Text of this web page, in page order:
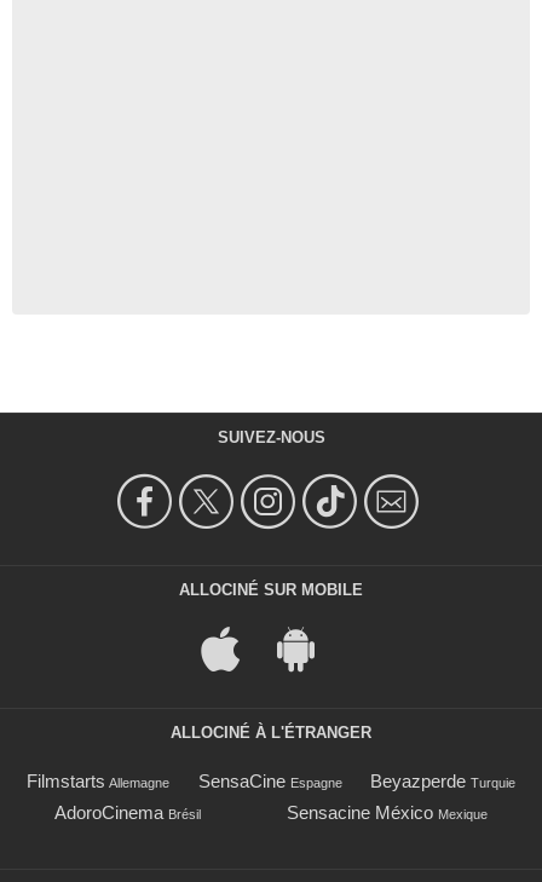
SUIVEZ-NOUS
ALLOCINÉ SUR MOBILE
ALLOCINÉ À L'ÉTRANGER
Filmstarts Allemagne SensaCine Espagne Beyazperde Turquie
AdoroCinema Brésil Sensacine México Mexique